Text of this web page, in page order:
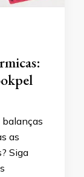
balanças
as
Siga